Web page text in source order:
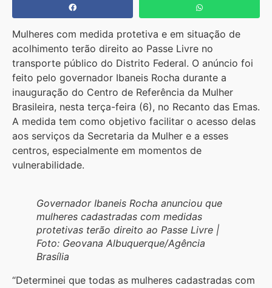
Mulheres com medida protetiva e em situação de
acolhimento terão direito ao Passe Livre no
transporte público do Distrito Federal. O anúncio foi
feito pelo governador Ibaneis Rocha durante a
inauguração do Centro de Referência da Mulher
Brasileira, nesta terça-feira (6), no Recanto das Emas.
A medida tem como objetivo facilitar o acesso delas
aos serviços da Secretaria da Mulher e a esses
centros, especialmente em momentos de
vulnerabilidade.
Governador Ibaneis Rocha anunciou que
mulheres cadastradas com medidas
protetivas terão direito ao Passe Livre |
Foto: Geovana Albuquerque/Agência
Brasília
“Determinei que todas as mulheres cadastradas com